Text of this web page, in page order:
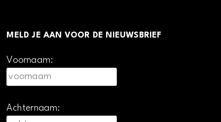
MELD JE AAN VOOR DE NIEUWSBRIEF
Voornaam:
Achternaam: